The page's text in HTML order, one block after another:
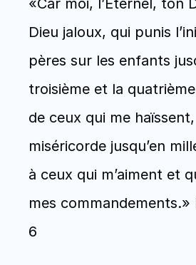
«Car moi, l’Éternel, ton
Dieu jaloux, qui punis
pères sur les enfants
troisième et la
de ceux qui me
miséricorde jusqu’en
à ceux qui m’aiment et
mes commandements.»
6